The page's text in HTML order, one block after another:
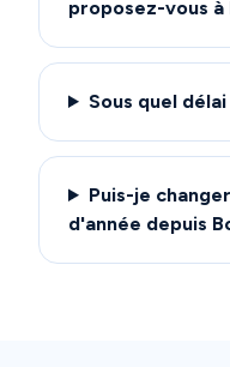
proposez-vous à
Sous quel
Puis-je
d'année depuis